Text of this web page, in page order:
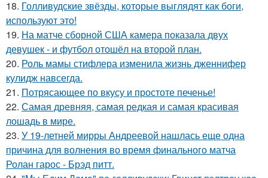
18. Голливудские звёзды, которые выглядят как боги,
используют это!
19. На матче сборной США камера показала двух
девушек - и футбол отошёл на второй план.
20. Роль мамы стифлера изменила жизнь дженнифер
кулидж навсегда.
21. Потрясающее по вкусу и простоте печенье!
22. Самая древняя, самая редкая и самая красивая
лошадь в мире.
23. У 19-летней мирры Андреевой нашлась еще одна
причина для волнения во время финального матча
Ролан гарос - Брэд питт.